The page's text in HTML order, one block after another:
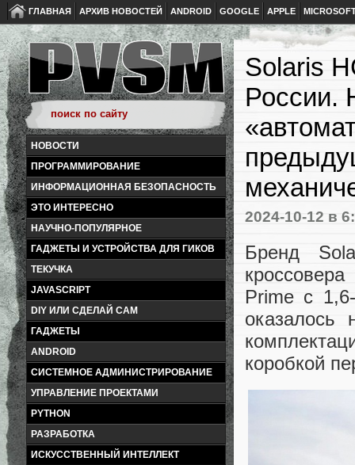
ГЛАВНАЯ АРХИВ НОВОСТЕЙ ANDROID GOOGLE APPLE
НОВОСТИ
ПРОГРАММИРОВАНИЕ
ИНФОРМАЦИОННАЯ БЕЗОПАСНОСТЬ
ЭТО ИНТЕРЕСНО
НАУЧНО-ПОПУЛЯРНОЕ
ГАДЖЕТЫ И УСТРОЙСТВА ДЛЯ ГИКОВ
ТЕКУЧКА
JAVASCRIPT
DIY ИЛИ СДЕЛАЙ САМ
ГАДЖЕТЫ
ANDROID
СИСТЕМНОЕ АДМИНИСТРИРОВАНИЕ
УПРАВЛЕНИЕ ПРОЕКТАМИ
PYTHON
РАЗРАБОТКА
ИСКУССТВЕННЫЙ ИНТЕЛЛЕКТ
Solaris
России.
2024-10-12 в
Бренд
Prime с
коробкой